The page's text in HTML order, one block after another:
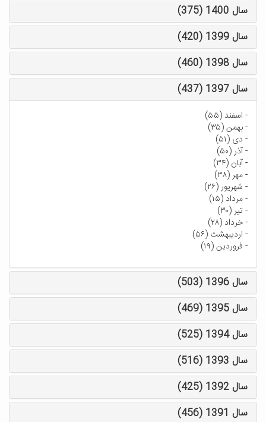
سال 1400 (375)
سال 1399 (420)
سال 1398 (460)
سال 1397 (437)
- اسفند (۵۵)
-بهمن (۳۵)
- دی (۵۱)
-آذر (۵۰)
-آبان (۳۴)
-مهر (۳۸)
- شهریور (۲۶)
-مرداد (۱۵)
-تیر (۳۰)
-خرداد (۲۸)
- اردیبهشت (۵۶)
- فروردین (۱۹)
سال 1396 (503)
سال 1395 (469)
سال 1394 (525)
سال 1393 (516)
سال 1392 (425)
سال 1391 (456)